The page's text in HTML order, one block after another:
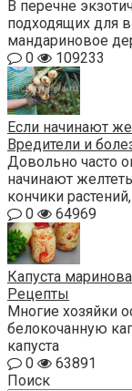
В перечне
подходящих для
мандариновое
0
109233
Если начинают
Вредители и
Довольно часто
начинают
кончики
0
64969
Капуста
Рецепты
Многие хозяйки
белокочанную
капуста
0
63891
Поиск